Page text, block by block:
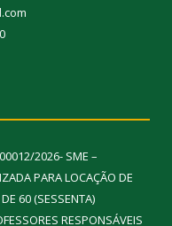
2026- SME –
PARA LOCAÇÃO DE
60 (SESSENTA)
RESPONSÁVEIS